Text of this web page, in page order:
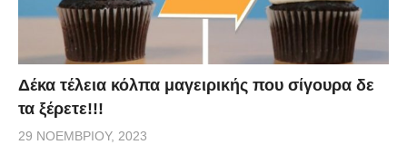
Δέκα τέλεια κόλπα μαγειρικής που σίγουρα δε
τα ξέρετε!!!
29 ΝΟΕΜΒΡΊΟΥ, 2023